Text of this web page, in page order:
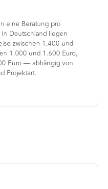
eine Beratung pro
Deutschland liegen
zwischen 1.400 und
1.000 und 1.600 Euro,
Euro — abhängig von
Projektart.